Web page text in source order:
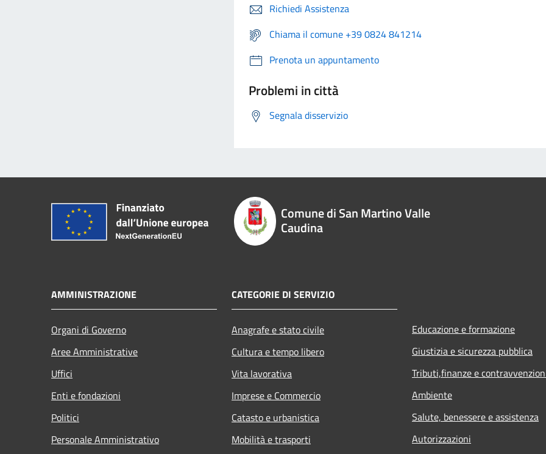
Richiedi Assistenza
Chiama il comune +39 0824 841214
Prenota un appuntamento
Problemi in città
Segnala disservizio
Comune di San Martino Valle
Caudina
AMMINISTRAZIONE
Organi di Governo
Aree Amministrative
Uffici
Enti e fondazioni
Politici
Personale Amministrativo
CATEGORIE DI SERVIZIO
Anagrafe e stato civile
Cultura e tempo libero
Vita lavorativa
Imprese e Commercio
Catasto e urbanistica
Mobilità e trasporti
Educazione e formazione
Giustizia e sicurezza pubblica
Tributi,finanze e
Ambiente
Salute, benessere e assistenza
Autorizzazioni